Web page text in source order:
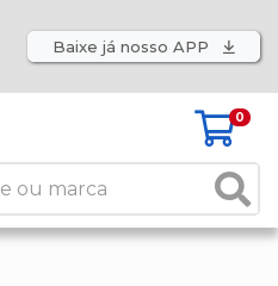
Baixe já nosso APP
0